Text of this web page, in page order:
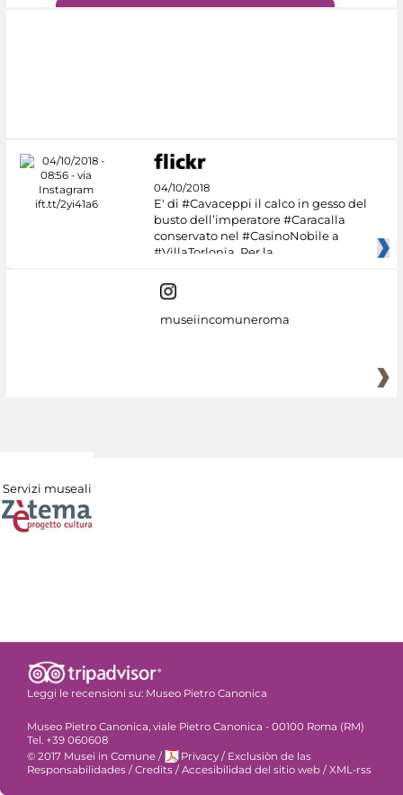
04/10/2018
E' di #Cavaceppi il calco in gesso del
busto dell’imperatore #Caracalla
conservato nel #CasinoNobile a
#VillaTorlonia. Per la
museiincomuneroma
Servizi museali
Leggi le recensioni su: Museo Pietro Canonica
Museo Pietro Canonica, viale Pietro Canonica - 00100 Roma (RM)
Tel. +39 060608
© 2017 Musei in Comune / Privacy / Exclusiòn de las
Responsabilidades / Credits / Accesibilidad del sitio web / XML-rss